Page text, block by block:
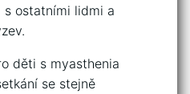
⁢s ‌ostatními lidmi⁤ a
‍děti s myasthenia⁤
se ‍stejně